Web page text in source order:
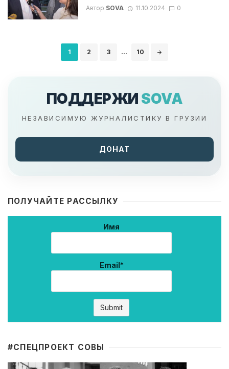
Автор SOVA 11.10.2024 0
1 2 3 ... 10
ПОДДЕРЖИ SOVA
НЕЗАВИСИМУЮ ЖУРНАЛИСТИКУ В ГРУЗИИ
ДОНАТ
ПОЛУЧАЙТЕ РАССЫЛКУ
Имя
Email*
#CПЕЦПРОЕКТ СОВЫ